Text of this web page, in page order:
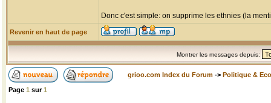
Donc c'est simple: on supprime les ethnies (la
Revenir en haut de page
Montrer les messages depuis:
grioo.com Index du Forum -> Politique &
Page 1 sur1